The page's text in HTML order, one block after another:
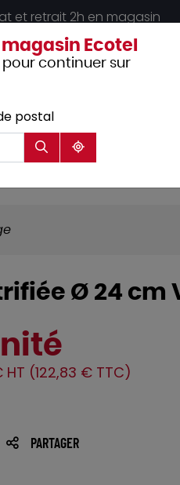
et retrait 2h en magasin
Hôtellerie Mobilier
Ø 24 cm
(122,83 € TTC)
PARTAGER
Ecotel
continuer sur
postal